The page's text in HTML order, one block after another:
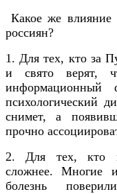
Какое же влияние
россиян?
1. Для тех, кто за
и свято верят,
информационный
психологический
снимет, а
прочно
2. Для тех, кто
сложнее. Многие
болезнь